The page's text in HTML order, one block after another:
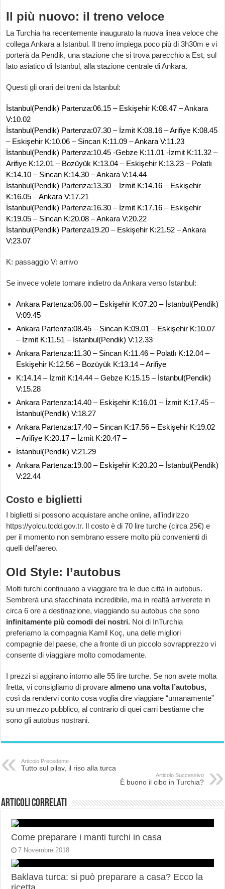
Il più nuovo: il treno veloce
La Turchia ha recentemente inaugurato la nuova linea veloce che
collega Ankara a Istanbul. Il treno impiega poco più di 3h30m e vi
porterà da Pendik, una stazione che si trova parecchio a Est, sul
lato asiatico di Istanbul, alla stazione centrale di Ankara.
Questi gli orari dei treni da Istanbul:
İstanbul(Pendik) Partenza:06.15 – Eskişehir K:08.47 – Ankara
V:10.02
İstanbul(Pendik) Partenza:07.30 – İzmit K:08.16 – Arifiye K:08.45
– Eskişehir K:10.06 – Sincan K:11.09 – Ankara V:11.23
İstanbul(Pendik) Partenza:10.45 -Gebze K:11.01 -İzmit K:11.32 –
Arifiye K:12.01 – Bozüyük K:13.04 – Eskişehir K:13.23 – Polatlı
K:14.10 – Sincan K:14.30 – Ankara V:14.44
İstanbul(Pendik) Partenza:13.30 – İzmit K:14.16 – Eskişehir
K:16.05 – Ankara V:17.21
İstanbul(Pendik) Partenza:16.30 – İzmit K:17.16 – Eskişehir
K:19.05 – Sincan K:20.08 – Ankara V:20.22
İstanbul(Pendik) Partenza19.20 – Eskişehir K:21.52 – Ankara
V:23.07
K: passaggio V: arrivo
Se invece volete tornare indietro da Ankara verso Istanbul:
Ankara Partenza:06.00 – Eskişehir K:07.20 – İstanbul(Pendik)
V:09.45
Ankara Partenza:08.45 – Sincan K:09.01 – Eskişehir K:10.07
– İzmit K:11.51 – İstanbul(Pendik) V:12.33
Ankara Partenza:11.30 – Sincan K:11.46 – Polatlı K:12.04 –
Eskişehir K:12.56 – Bozüyük K:13.14 – Arifiye
K:14.14 – İzmit K:14.44 – Gebze K:15.15 – İstanbul(Pendik)
V:15.28
Ankara Partenza:14.40 – Eskişehir K:16.01 – İzmit K:17.45 –
İstanbul(Pendik) V:18.27
Ankara Partenza:17.40 – Sincan K:17.56 – Eskişehir K:19.02
– Arifiye K:20.17 – İzmit K:20.47 –
İstanbul(Pendik) V:21.29
Ankara Partenza:19.00 – Eskişehir K:20.20 – İstanbul(Pendik)
V:22.44
Costo e biglietti
I biglietti si possono acquistare anche online, all’indirizzo
https://yolcu.tcdd.gov.tr. Il costo è di 70 lire turche (circa 25€) e
per il momento non sembrano essere molto più convenienti di
quelli dell’aereo.
Old Style: l’autobus
Molti turchi continuano a viaggiare tra le due città in autobus.
Sembrerà una sfacchinata incredibile, ma in realtà arriverete in
circa 6 ore a destinazione, viaggiando su autobus che sono
infinitamente più comodi dei nostri. Noi di InTurchia
preferiamo la compagnia Kamil Koç, una delle migliori
compagnie del paese, che a fronte di un piccolo sovrapprezzo vi
consente di viaggiare molto comodamente.
I prezzi si aggirano intorno alle 55 lire turche. Se non avete molta
fretta, vi consigliamo di provarealmeno una volta l’autobus,
così da rendervi conto cosa voglia dire viaggiare “umanamente”
su un mezzo pubblico, al contrario di quei carri bestiame che
sono gli autobus nostrani.
Articolo Precedente
Tutto sul pilav, il riso alla turca
Articolo Successivo
È buono il cibo in Turchia?
Articoli correlati
Come preparare i manti turchi in casa
7 Novembre 2018
Baklava turca: si può preparare a casa? Ecco la